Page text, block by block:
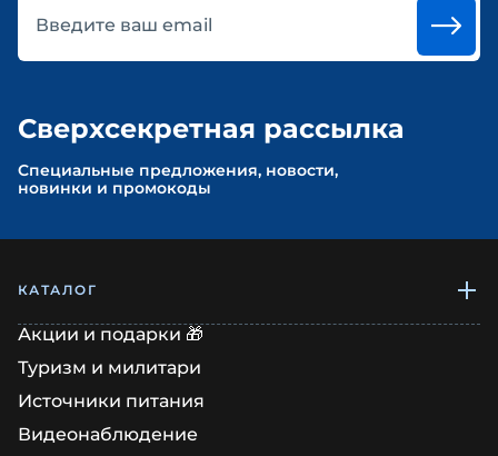
Введите ваш email
Сверхсекретная рассылка
Cпециальные предложения, новости,
новинки и промокоды
КАТАЛОГ
Акции и подарки 🎁
Туризм и милитари
Источники питания
Видеонаблюдение